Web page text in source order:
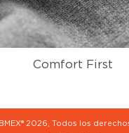
Comfort First
2026, Todos los